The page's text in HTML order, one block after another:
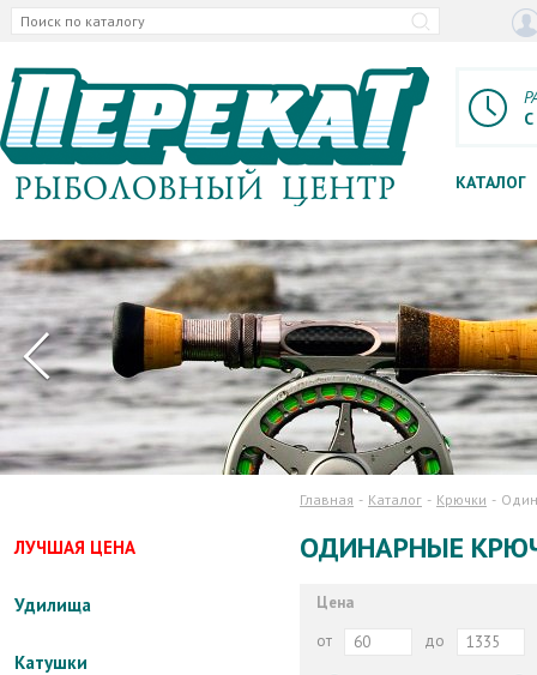
КАТАЛОГ
ЛУЧШАЯ ЦЕНА
Удилища
Катушки
Главная Каталог Крючки
ОДИНАРНЫЕ
Цена
от
до